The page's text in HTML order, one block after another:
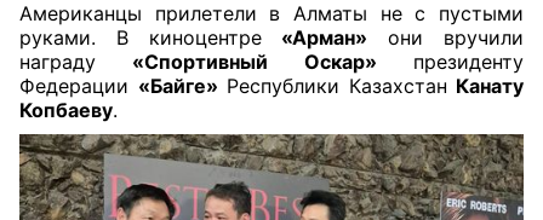
Американцы прилетели в Алматы не с пустыми
руками. В киноцентре «Арман» они вручили
награду «Спортивный Оскар» президенту
Федерации «Байге» Республики Казахстан Канату
Копбаеву.